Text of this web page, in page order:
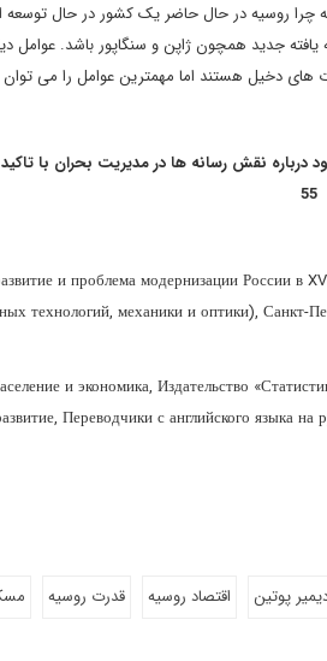
چرا روسیه در حال حاضر یک کشور در حال
جدید همچون ژاپن و سنگاپور باشد. عوامل
دخیل هستند اما مهمترین عوامل را می توان
نظریه های موجود درباره نقش رسانه ها در مدیریت
и проблема модернизации России в
технологий, механики и оптики), Санкт-
и экономика, Издательство
Переводчики с английского языка на
پوتین اقتصاد روسیه قدرت روسیه